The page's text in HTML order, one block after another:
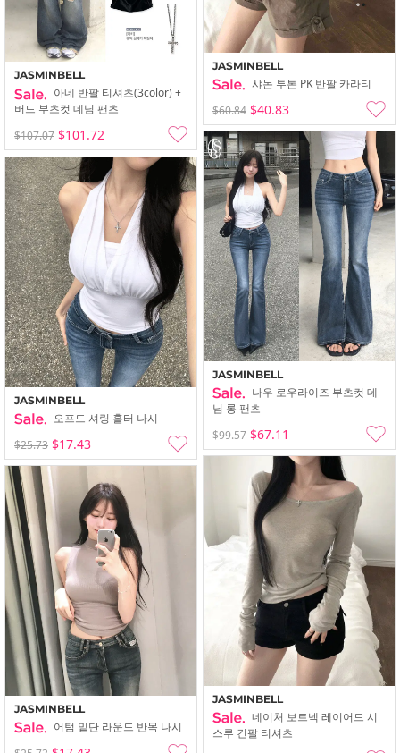
JASMINBELL
아네 반팔 티셔츠(3color) +
버드 부츠컷 데님 팬츠
$107.07 $101.72
JASMINBELL
샤논 투톤 PK 반팔 카라티
$60.84 $40.83
JASMINBELL
나우 로우라이즈 부츠컷 데
님 롱 팬츠
$99.57 $67.11
JASMINBELL
오프드 셔링 홀터 나시
$25.73 $17.43
JASMINBELL
네이처 보트넥 레이어드 시
스루 긴팔 티셔츠
JASMINBELL
어텀 밑단 라운드 반목 나시